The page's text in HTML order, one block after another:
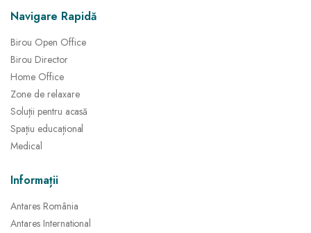
Navigare Rapidă
Birou Open Office
Birou Director
Home Office
Zone de relaxare
Soluții pentru acasă
Spațiu educațional
Medical
Informații
Antares România
Antares International